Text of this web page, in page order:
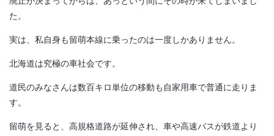
た。
実は、私自身も留萌本線に乗ったのは一度しかありません。
北海道は究極の車社会です。
道民のみなさんは数百キロ単位の移動も自家用車で普通に走りま
す。
留萌を見ると、高規格道路が延伸され、車や高速バスが鉄道より